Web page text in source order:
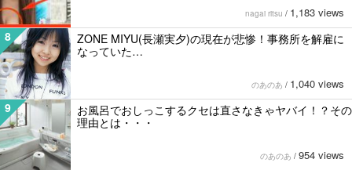
nagai ritsu / 1,183 views
8
ZONE MIYU(長瀬実夕)の現在が悲惨！事務所を解雇に
なっていた…
のあのあ / 1,040 views
9
お風呂でおしっこするクセは直さなきゃヤバイ！？その
理由とは・・・
のあのあ / 954 views